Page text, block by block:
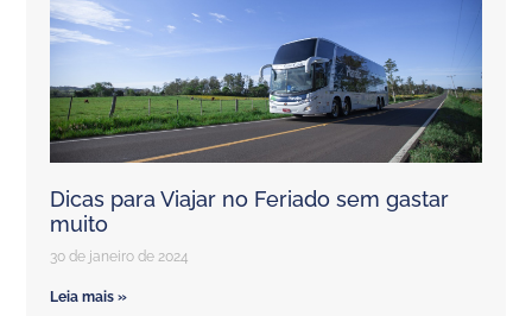
Dicas para Viajar no Feriado sem gastar
muito
30 de janeiro de 2024
Leia mais »